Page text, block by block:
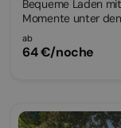
Bequeme Laden
Momente unter
ab
64 €/noche
Habitación